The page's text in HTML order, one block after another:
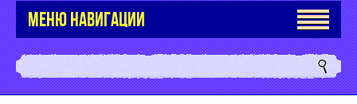
МЕНЮ НАВИГАЦИИ